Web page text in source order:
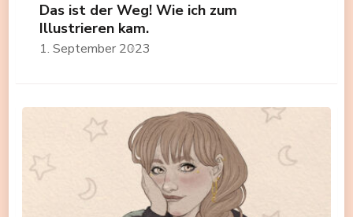
Das ist der Weg! Wie ich zum
Illustrieren kam.
1. September 2023